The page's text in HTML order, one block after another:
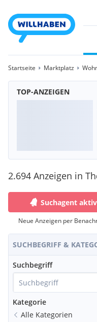
Startseite Marktplatz
TOP-ANZEIGEN
2.694 Anzeigen in
Suchagent
Neue Anzeigen per
SUCHBEGRIFF &
Suchbegriff
Kategorie
Alle Kategorien